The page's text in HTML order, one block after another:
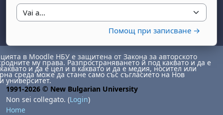
Vai a...
Помощ при записване →
1 agosto
domenica 2 agosto
в Moodle НБУ е защитена от Закона за авторското
му права. Разпространяването й под каквато и да е
и да е цел и в каквато и да е медия, носител или
среда може да стане само със съгласието на Нов
университет.
1991-2026 © New Bulgarian University
Non sei collegato. (Login)
Home